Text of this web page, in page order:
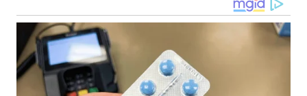
KALBAR
WN
KALTENG